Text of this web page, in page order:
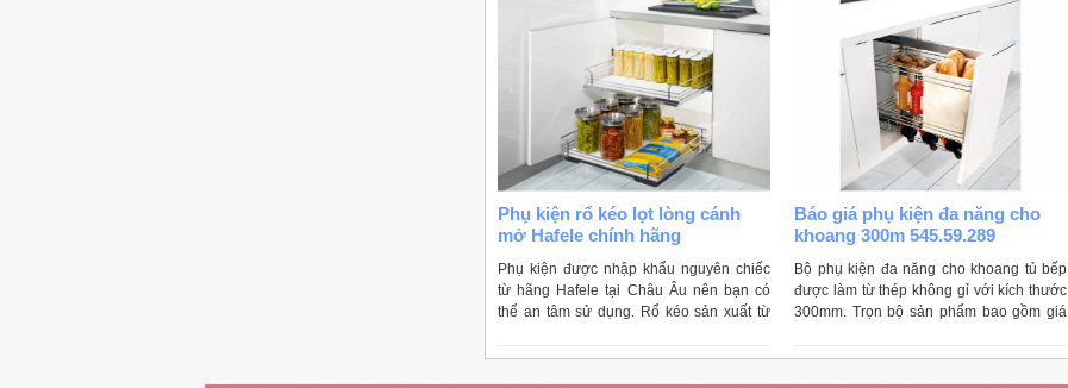
Phụ kiện rổ kéo lọt lòng cánh
mở Hafele chính hãng
Phụ kiện được nhập khẩu nguyên chiếc
từ hãng Hafele tại Châu Âu nên bạn có
thể an tâm sử dụng. Rổ kéo sản xuất từ
Báo giá phụ kiện đa năng cho
khoang 300m 545.59.289
Bộ phụ kiện đa năng cho khoang tủ bếp
được làm từ thép không gỉ với kích thước
300mm. Trọn bộ sản phẩm bao gồm giá
mì